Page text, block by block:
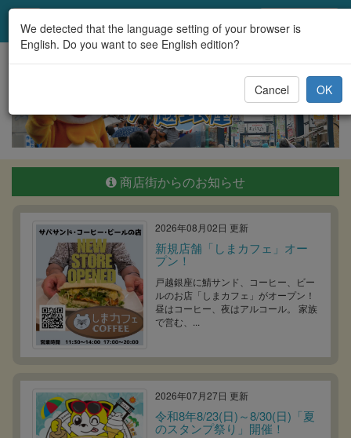
戸越銀座商店街
商店街からのお知らせ
2026年08月02日 更新
新規店舗「しまカフェ」オー
プン！
戸越銀座に鯖サンド、コーヒー、ビー
ルのお店「しまカフェ」がオープン！
昼はコーヒー、夜はアルコール。 家族
で営む、...
2026年07月27日 更新
令和8年8/23(日)～8/30(日)「夏
のスタンプ祭り」開催！
We detected that the language setting of your browser is
English. Do you want to see English edition?
Cancel OK